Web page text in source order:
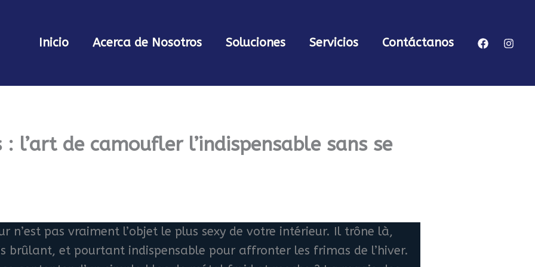
Inicio Acerca de Nosotros Soluciones Servicios Contáctanos
l’art de camoufler l’indispensable sans se
n’est pas vraiment l’objet le plus sexy de votre intérieur. Il trône là,
brûlant, et pourtant indispensable pour affronter les frimas de l’hiver.